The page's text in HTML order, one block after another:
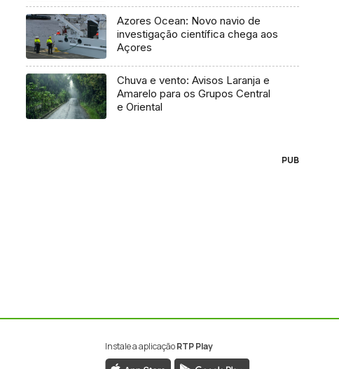
Azores Ocean: Novo navio de
investigação científica chega aos
Açores
Chuva e vento: Avisos Laranja e
Amarelo para os Grupos Central
e Oriental
PUB
Instale a aplicaçãoRTP Play